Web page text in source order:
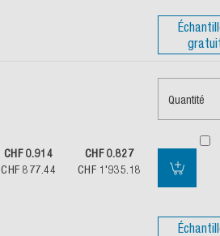
CHF 0.914
CHF 877.44
CHF 0.827
CHF 1'935.18
Quantité